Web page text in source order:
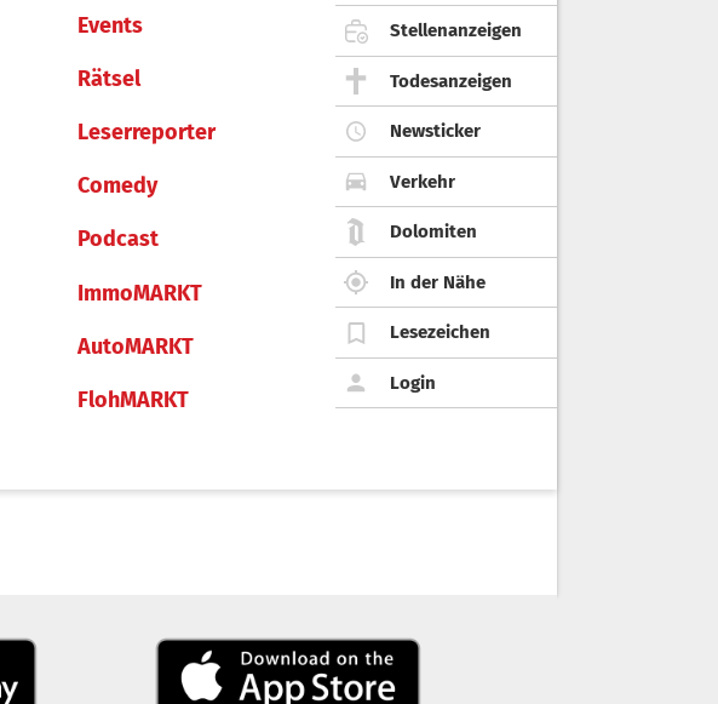
Events
Rätsel
Leserreporter
Comedy
Podcast
ImmoMARKT
AutoMARKT
FlohMARKT
Stellenanzeigen
Todesanzeigen
Newsticker
Verkehr
Dolomiten
In der Nähe
Lesezeichen
Login